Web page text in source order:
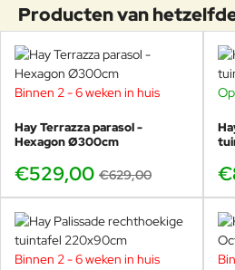
omdat
laag
het
sneeuw
Olefin-
HAY
Producten van
-16%
Binnen 2 - 6 weken in huis
Hay Terrazza parasol -
Hexagon Ø300cm
€529,00 €629,00
-21%
Binnen 2 - 6 weken in huis